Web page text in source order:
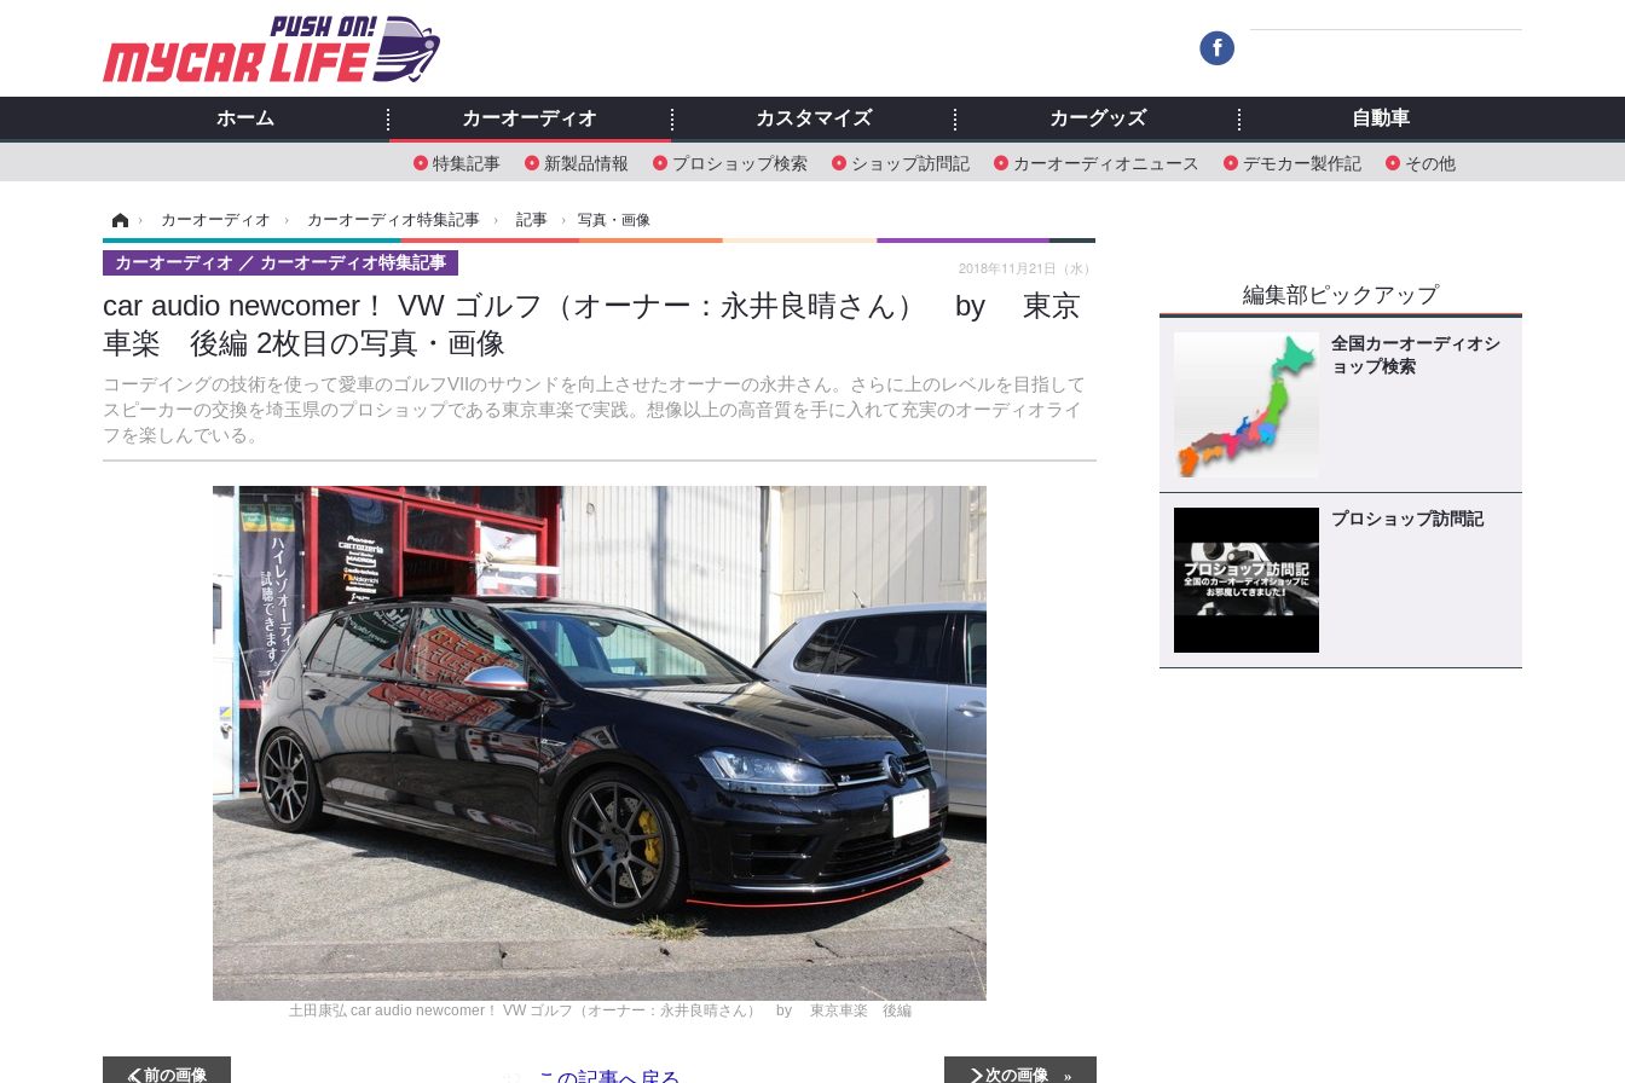
ホーム カーオーディオ
特集記事 新製品情報 プロショップ検索 ショップ訪問記 カーオーディオニュース デモカー製作記 その他
カスタマイズ カーグッズ 自動車
› カーオーディオ › カーオーディオ特集記事 › 記事 › 写真・画像
car audio newcomer！ VW ゴルフ（オーナー：永井良晴さん） by 東京
車楽 後編 2枚目の写真・画像
コーデイングの技術を使って愛車のゴルフVIIのサウンドを向上させたオーナーの永井さん。さらに上のレベルを目指して
スピーカーの交換を埼玉県のプロショップである東京車楽で実践。想像以上の高音質を手に入れて充実のオーディオライ
フを楽しんでいる。
カーオーディオ カーオーディオ特集記事 2018年11月21日（水）
土田康弘 car audio newcomer！ VW ゴルフ（オーナー：永井良晴さん） by 東京車楽 後編
前の画像 次の画像
この記事へ戻る
編集部ピックアップ
全国カーオーディオシ
ョップ検索
プロショップ訪問記